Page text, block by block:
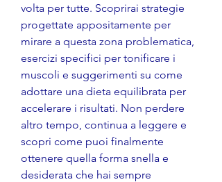
volta per tutte. Scoprirai strategie
progettate appositamente per
mirare a questa zona problematica,
esercizi specifici per tonificare i
muscoli e suggerimenti su come
adottare una dieta equilibrata per
accelerare i risultati. Non perdere
altro tempo, continua a leggere e
scopri come puoi finalmente
ottenere quella forma snella e
desiderata che hai sempre